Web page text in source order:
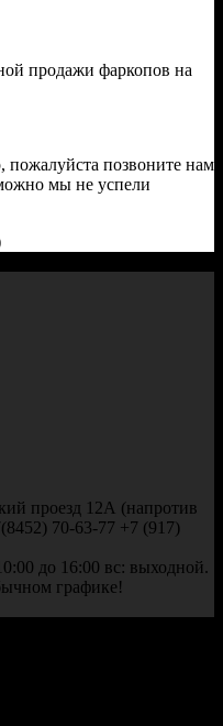
продажи фаркопов на
позвоните нам
мы не успели
проезд 12А (напротив
70-63-77 +7 (917)
до 16:00 вс: выходной.
графике!